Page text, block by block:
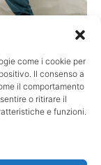
come i cookie per
Il consenso a
il comportamento
o ritirare il
e funzioni.
più
si parla di